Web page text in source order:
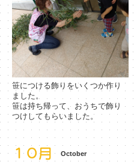
笹につける飾りをいくつか作り
ました。
笹は持ち帰って、おうちで飾り
つけしてもらいました。
１０月 October